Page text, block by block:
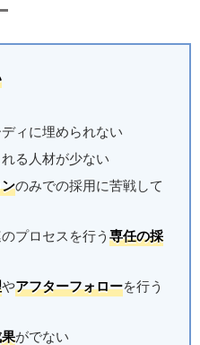
ィに埋められない
る人材が少ない
のみでの採用に苦戦して
プロセスを行う 専任の採
やアフターフォローを行う
がでない